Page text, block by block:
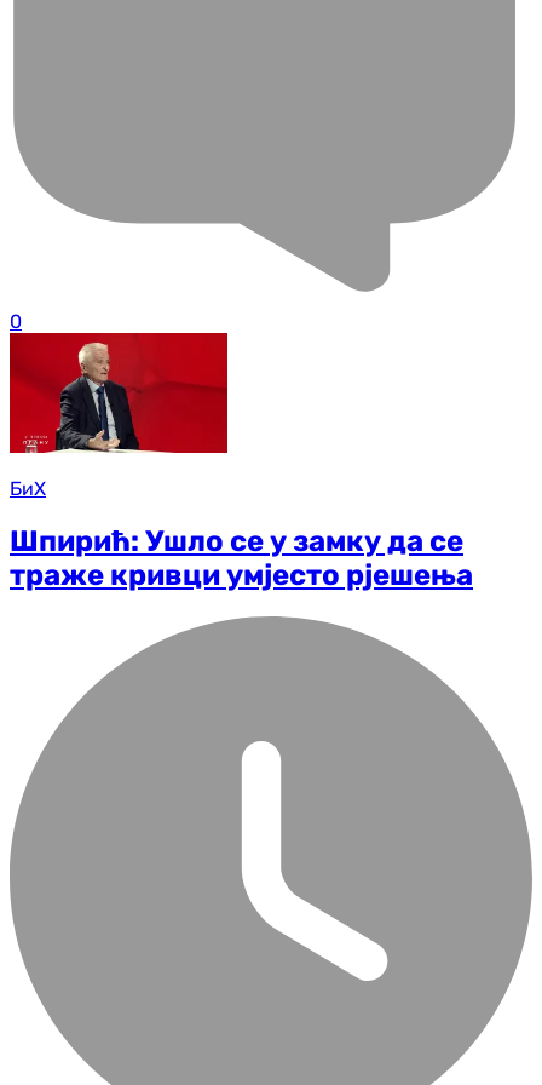
0
БиХ
Шпирић: Ушло се у замку да се
траже кривци умјесто рјешења